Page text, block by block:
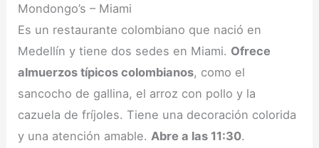
Mondongo’s – Miami
Es un restaurante colombiano que nació en
Medellín y tiene dos sedes en Miami. Ofrece
almuerzos típicos colombianos, como el
sancocho de gallina, el arroz con pollo y la
cazuela de fríjoles. Tiene una decoración colorida
y una atención amable. Abre a las 11:30.